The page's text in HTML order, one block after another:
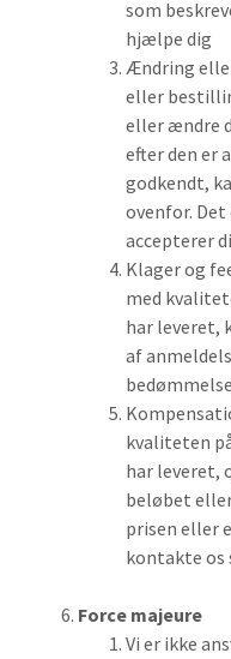
som
hjælpe dig
Ændring
eller
eller ændre
efter den er
godkendt,
ovenfor.
accepterer
Klager og
med
har leveret,
af
kvaliteten
har leveret,
beløbet
prisen eller
kontakte os
Force majeure
Vi er ikke